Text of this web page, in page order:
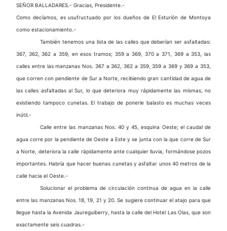
SEÑOR BALLADARES.- Gracias, Presidente.-
Como decíamos, es usufructuado por los dueños de El Esturión de Montoya
como estacionamiento.-
También tenemos una lista de las calles que deberían ser asfaltadas:
367, 362, 362 a 359, en esos tramos; 359 a 369, 370 a 371, 369 a 353, las
calles entre las manzanas Nos. 367 a 362, 362 a 359, 359 a 369 y 369 a 353,
que corren con pendiente de Sur a Norte, recibiendo gran cantidad de agua de
las calles asfaltadas al Sur, lo que deteriora muy rápidamente las mismas, no
existiendo tampoco cunetas. El trabajo de ponerle balasto es muchas veces
inútil.-
Calle entre las manzanas Nos. 40 y 45, esquina Oeste; el caudal de
agua corre por la pendiente de Oeste a Este y se junta con la que corre de Sur
a Norte, deteriora la calle rápidamente ante cualquier lluvia, formándose pozos
importantes. Habría que hacer buenas cunetas y asfaltar unos 40 metros de la
calle hacia el Oeste.-
Solucionar el problema de circulación continua de agua en la calle
entre las manzanas Nos. 18, 19, 21 y 20. Se sugiere continuar el atajo para que
llegue hasta la Avenida Jaureguiberry, hasta la calle del Hotel Las Olas, que son
exactamente seis cuadras.-